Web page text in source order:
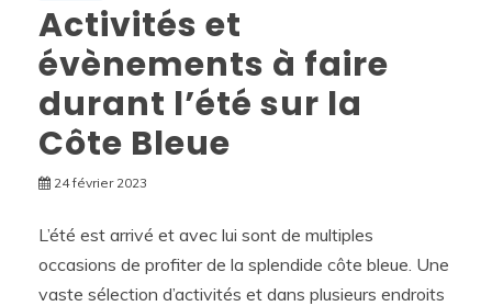
Activités et
évènements à faire
durant l’été sur la
Côte Bleue
24 février 2023
L’été est arrivé et avec lui sont de multiples
occasions de profiter de la splendide côte bleue. Une
vaste sélection d’activités et dans plusieurs endroits